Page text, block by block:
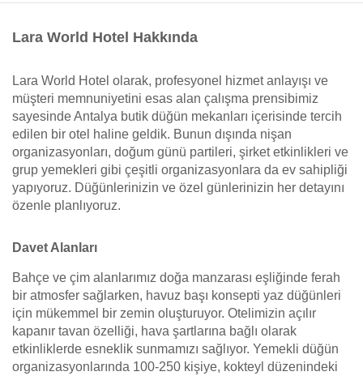
Lara World Hotel Hakkında
Lara World Hotel olarak, profesyonel hizmet anlayışı ve
müşteri memnuniyetini esas alan çalışma prensibimiz
sayesinde Antalya butik düğün mekanları içerisinde tercih
edilen bir otel haline geldik. Bunun dışında nişan
organizasyonları, doğum günü partileri, şirket etkinlikleri ve
grup yemekleri gibi çeşitli organizasyonlara da ev sahipliği
yapıyoruz. Düğünlerinizin ve özel günlerinizin her detayını
özenle planlıyoruz.
Davet Alanları
Bahçe ve çim alanlarımız doğa manzarası eşliğinde ferah
bir atmosfer sağlarken, havuz başı konsepti yaz düğünleri
için mükemmel bir zemin oluşturuyor. Otelimizin açılır
kapanır tavan özelliği, hava şartlarına bağlı olarak
etkinliklerde esneklik sunmamızı sağlıyor. Yemekli düğün
organizasyonlarında 100-250 kişiye, kokteyl düzenindeki